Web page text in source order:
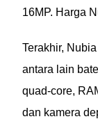
16MP. Harga
Terakhir,
antara lain
quad-core,
dan kamera